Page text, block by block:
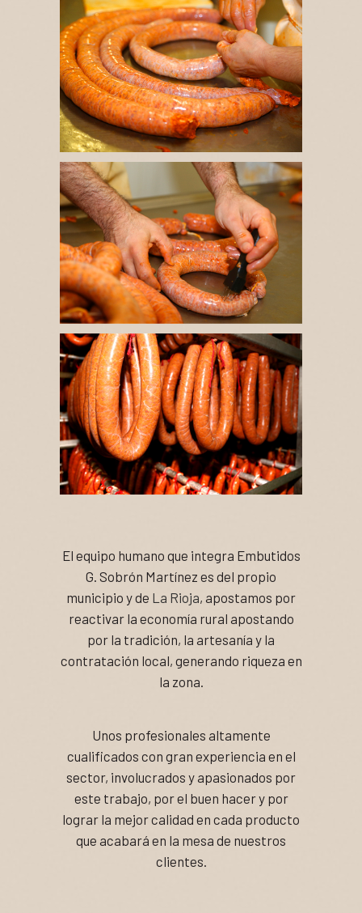
El equipo humano que integra Embutidos
G. Sobrón Martínez es del propio
municipio y de La Rioja, apostamos por
reactivar la economía rural apostando
por la tradición, la artesanía y la
contratación local, generando riqueza en
la zona.
Unos profesionales altamente
cualificados con gran experiencia en el
sector, involucrados y apasionados por
este trabajo, por el buen hacer y por
lograr la mejor calidad en cada producto
que acabará en la mesa de nuestros
clientes.